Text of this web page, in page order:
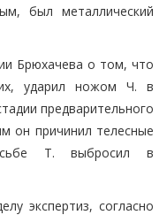
был металлический
Брюхачева о том, что
ударил ножом Ч. в
предварительного
он причинил телесные
Т. выбросил в
экспертиз, согласно